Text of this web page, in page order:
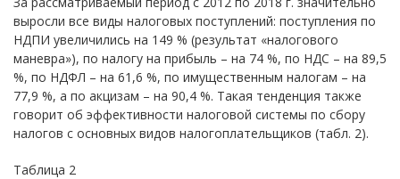
выросли все виды налоговых поступлений: поступления по
НДПИ увеличились на 149 % (результат «налогового
маневра»), по налогу на прибыль – на 74 %, по НДС – на 89,5
%, по НДФЛ – на 61,6 %, по имущественным налогам – на
77,9 %, а по акцизам – на 90,4 %. Такая тенденция также
говорит об эффективности налоговой системы по сбору
налогов с основных видов налогоплательщиков (табл. 2).
Таблица 2